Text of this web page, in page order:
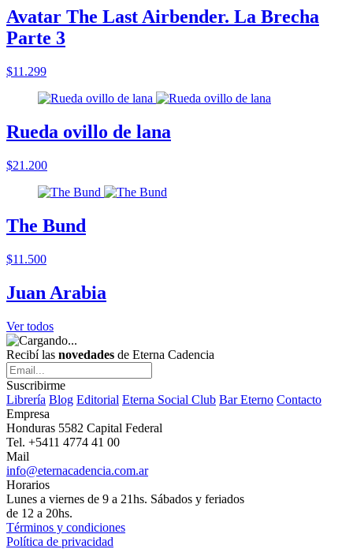
Avatar The Last Airbender. La Brecha
Parte 3
$11.299
Rueda ovillo de lana
$21.200
The Bund
$11.500
Juan Arabia
Ver todos
Recibí las novedades de Eterna Cadencia
Suscribirme
Librería Blog Editorial Eterna Social Club Bar Eterno Contacto
Empresa
Honduras 5582 Capital Federal
Tel. +5411 4774 41 00
Mail
info@eternacadencia.com.ar
Horarios
Lunes a viernes de 9 a 21hs. Sábados y feriados
de 12 a 20hs.
Términos y condiciones
Política de privacidad